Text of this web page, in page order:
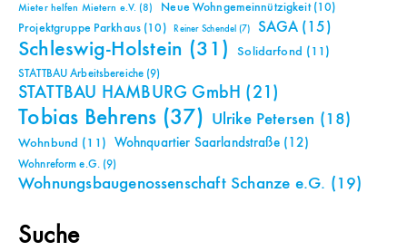
Mieter helfen Mietern e.V. (8) Neue Wohngemeinnützigkeit(10)
Projektgruppe Parkhaus (10) Reiner Schendel (7) SAGA(15)
Schleswig-Holstein (31) Solidarfond (11)
STATTBAU Arbeitsbereiche (9)
STATTBAU HAMBURG GmbH (21)
Tobias Behrens (37) Ulrike Petersen (18)
Wohnbund (11) Wohnquartier Saarlandstraße(12)
Wohnreform e.G.(9)
Wohnungsbaugenossenschaft Schanze e.G. (19)
Suche